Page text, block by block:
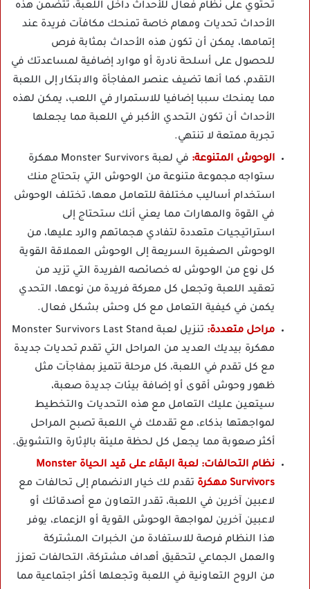
تحتوي على نظام فعال للأحداث داخل اللعبة، تتضمن هذه
الأحداث تحديات ومهام خاصة تمنحك مكافآت فريدة عند
إتمامها، يمكن أن تكون هذه الأحداث بمثابة فرص
للحصول على أسلحة نادرة أو موارد إضافية لمساعدتك في
التقدم، كما أنها تضيف عنصر المفاجأة والابتكار إلى اللعبة
مما يمنحك سببا إضافيا للاستمرار في اللعب، يمكن لهذه
الأحداث أن تكون التحدي الأكبر في اللعبة مما يجعلها
تجربة ممتعة لا تنتهي.
الوحوش المتنوعة:
في لعبة Monster Survivors مهكرة
ستواجه مجموعة متنوعة من الوحوش التي بتحتاج منك
استخدام أساليب مختلفة للتعامل معها، تختلف الوحوش
في القوة والمهارات مما يعني أنك ستحتاج إلى
استراتيجيات متعددة لتفادي هجماتهم والرد عليها، من
الوحوش الصغيرة السريعة إلى الوحوش العملاقة القوية
كل نوع من الوحوش له خصائصه الفريدة التي تزيد من
تعقيد اللعبة وتجعل كل معركة فريدة من نوعها، التحدي
يكمن في كيفية التعامل مع كل وحش بشكل فعال.
مراحل متعددة:
تنزيل لعبة Monster Survivors Last Stand
مهكرة بيديك العديد من المراحل التي تقدم تحديات جديدة
مع كل تقدم في اللعبة، كل مرحلة تتميز بمفاجآت مثل
ظهور وحوش أقوى أو إضافة بيئات جديدة صعبة،
سيتعين عليك التعامل مع هذه التحديات والتخطيط
لمواجهتها بذكاء، مع تقدمك في اللعبة تصبح المراحل
أكثر صعوبة مما يجعل كل لحظة مليئة بالإثارة والتشويق.
نظام التحالفات:
لعبة البقاء على قيد الحياة Monster
Survivors مهكرة
تقدم لك خيار الانضمام إلى تحالفات مع
لاعبين آخرين في اللعبة، تقدر التعاون مع أصدقائك أو
لاعبين آخرين لمواجهة الوحوش القوية أو الزعماء، يوفر
هذا النظام فرصة للاستفادة من الخبرات المشتركة
والعمل الجماعي لتحقيق أهداف مشتركة، التحالفات تعزز
من الروح التعاونية في اللعبة وتجعلها أكثر اجتماعية مما